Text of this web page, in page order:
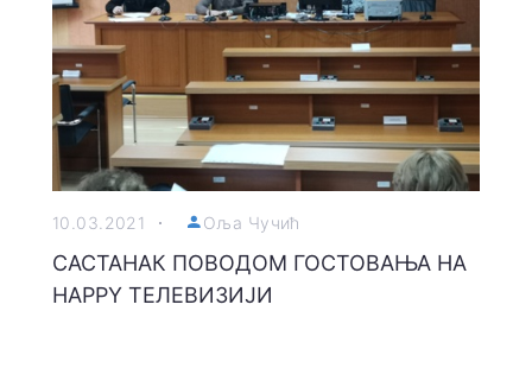
10.03.2021 Оља Чучић
САСТАНАК ПОВОДОМ ГОСТОВАЊА НА
HAPPY ТЕЛЕВИЗИЈИ